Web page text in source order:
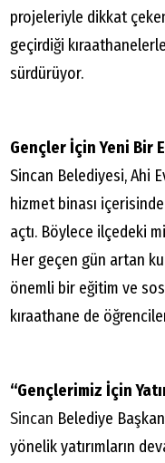
projeleriyle dikkat
geçirdiği
sürdürüyor.
Gençler İçin Yeni Bir
Sincan Belediyesi, Ahi
hizmet binası
açtı. Böylece ilçedeki
Her geçen gün artan
önemli bir eğitim ve
kıraathane de
“Gençlerimiz İçin
Sincan Belediye
yönelik yatırımların